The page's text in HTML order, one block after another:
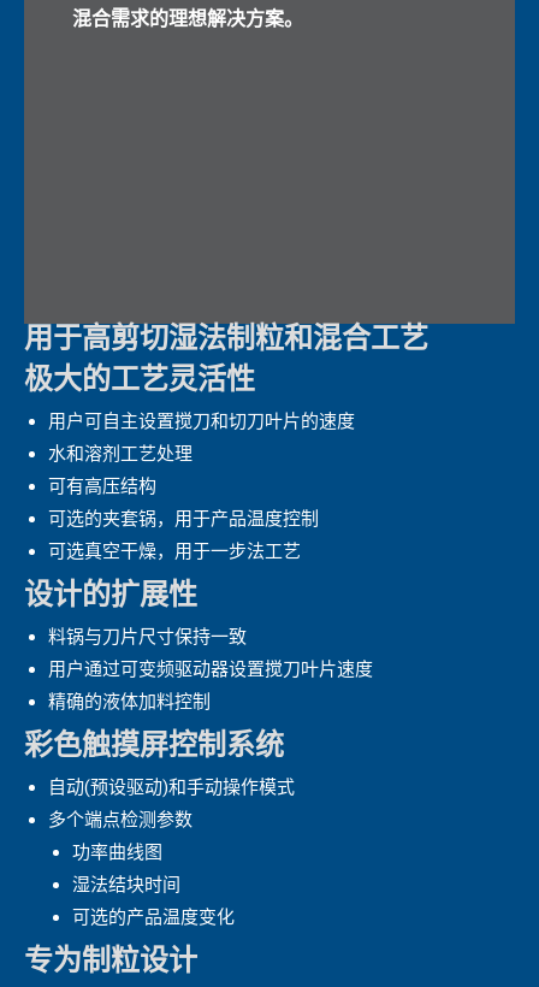
混合需求的理想解决方案。
用于高剪切湿法制粒和混合工艺
极大的工艺灵活性
用户可自主设置搅刀和切刀叶片的速度
水和溶剂工艺处理
可有高压结构
可选的夹套锅，用于产品温度控制
可选真空干燥，用于一步法工艺
设计的扩展性
料锅与刀片尺寸保持一致
用户通过可变频驱动器设置搅刀叶片速度
精确的液体加料控制
彩色触摸屏控制系统
自动(预设驱动)和手动操作模式
多个端点检测参数
功率曲线图
湿法结块时间
可选的产品温度变化
专为制粒设计